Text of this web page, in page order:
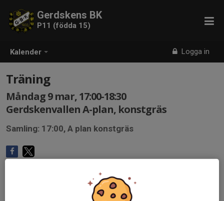
Kalender Logga in
Gerdskens BK
P11 (födda 15)
Träning
Måndag 9 mar, 17:00-18:30
Gerdskenvallen A-plan, konstgräs
Samling: 17:00, A plan konstgräs